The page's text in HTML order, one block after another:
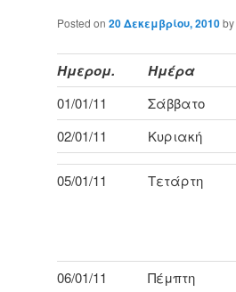
Posted on 20 Δεκεμβρίου, 2010by
Ημερομ. Ημέρα
01/01/11 Σάββατο
02/01/11
Κυριακή
05/01/11 Τετάρτη
06/01/11 Πέμπτη